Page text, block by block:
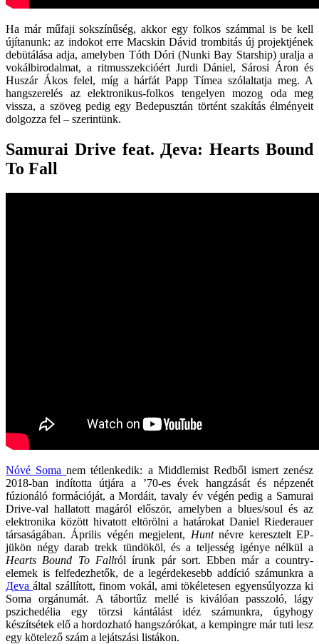
Ha már műfaji sokszínűség, akkor egy folkos számmal is be kell
újítanunk: az indokot erre Macskin Dávid trombitás új projektjének
debütálása adja, amelyben Tóth Dóri (Nunki Bay Starship) uralja a
vokálbirodalmat, a ritmusszekcióért Jurdi Dániel, Sárosi Áron és
Huszár Ákos felel, míg a hárfát Papp Tímea szólaltatja meg. A
hangszerelés az elektronikus-folkos tengelyen mozog oda meg
vissza, a szöveg pedig egy Bedepusztán történt szakítás élményeit
dolgozza fel – szerintünk.
Samurai Drive feat. Дeva: Hearts Bound
To Fall
Nóvé Somanem tétlenkedik: a Middlemist Redből ismert zenész
2018-ban indította útjára a ’70-es évek hangzását és népzenét
fúzionáló formációját, a Mordáit, tavaly év végén pedig a Samurai
Drive-val hallatott magáról először, amelyben a blues/soul és az
elektronika között hivatott eltörölni a határokat Daniel Riederauer
társaságában. Április végén megjelent, Huntnévre keresztelt EP-
jükön négy darab trekk tündököl, és a teljesség igénye nélkül a
Hearts Bound To Fallról írunk pár sort. Ebben már a country-
elemek is felfedezhetők, de a legérdekesebb addíció számunkra a
Дevaáltal szállított, finom vokál, ami tökéletesen egyensúlyozza ki
Soma orgánumát. A tábortűz mellé is kiválóan passzoló, lágy
pszichedélia egy törzsi kántálást idéz számunkra, úgyhogy
készítsétek elő a hordozható hangszórókat, a kempingre már tuti lesz
egy kötelező szám a lejátszási listákon.